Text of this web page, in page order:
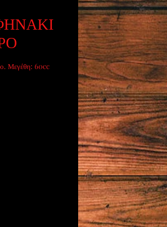
Μεγέθη: 60cc